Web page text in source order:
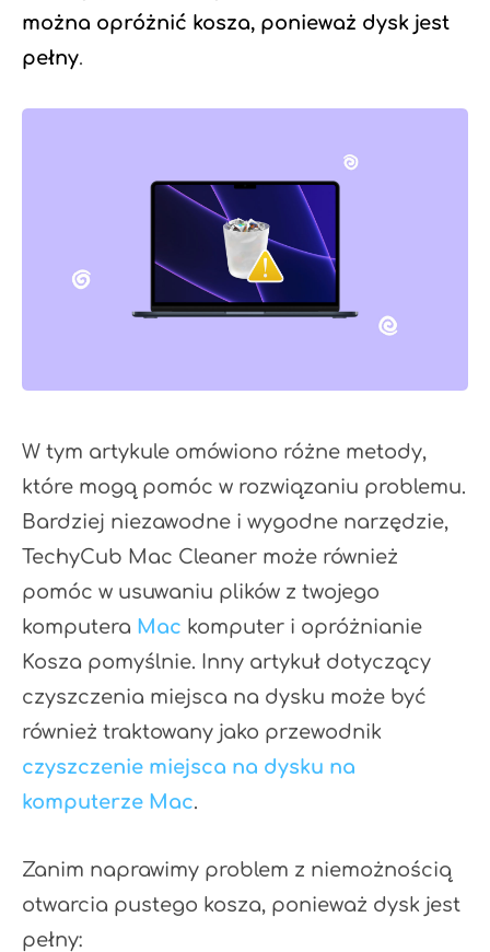
można opróżnić kosza, ponieważ dysk jest
pełny.
W tym artykule omówiono różne metody,
które mogą pomóc w rozwiązaniu problemu.
Bardziej niezawodne i wygodne narzędzie,
TechyCub Mac Cleaner może również
pomóc w usuwaniu plików z twojego
komputera Mac komputer i opróżnianie
Kosza pomyślnie. Inny artykuł dotyczący
czyszczenia miejsca na dysku może być
również traktowany jako przewodnik
czyszczenie miejsca na dysku na
komputerze Mac.
Zanim naprawimy problem z niemożnością
otwarcia pustego kosza, ponieważ dysk jest
pełny: